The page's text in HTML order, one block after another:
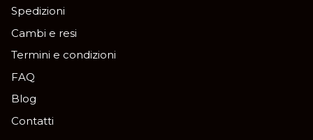
Spedizioni
Cambi e resi
Termini e condizioni
FAQ
Blog
Contatti